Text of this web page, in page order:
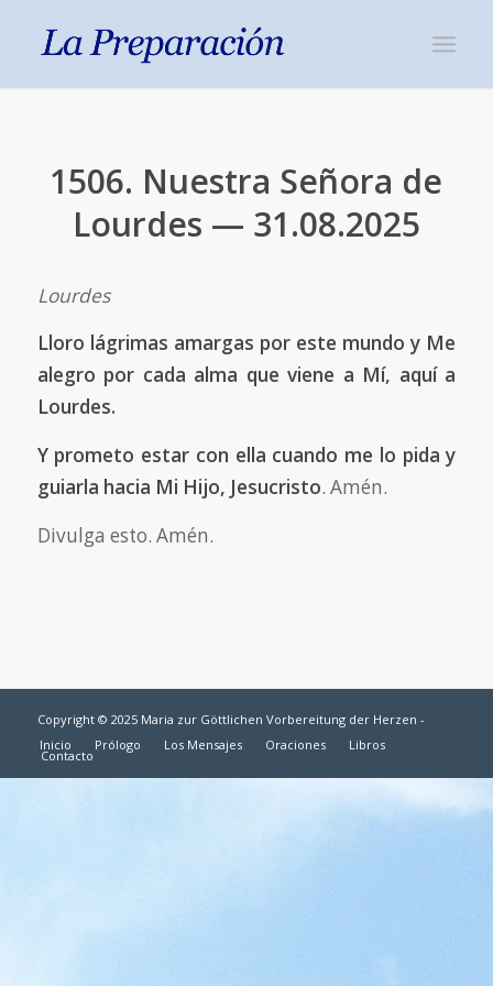
1506. Nuestra Señora de
Lourdes — 31.08.2025
Lourdes
Lloro lágrimas amargas por este mundo y Me
alegro por cada alma que viene a Mí, aquí a
Lourdes.
Y prometo estar con ella cuando me lo pida y
guiarla hacia Mi Hijo, Jesucristo. Amén.
Divulga esto. Amén.
Copyright © 2025 Maria zur Göttlichen Vorbereitung der Herzen -
Inicio
Prólogo Los Mensajes Oraciones Libros
Contacto